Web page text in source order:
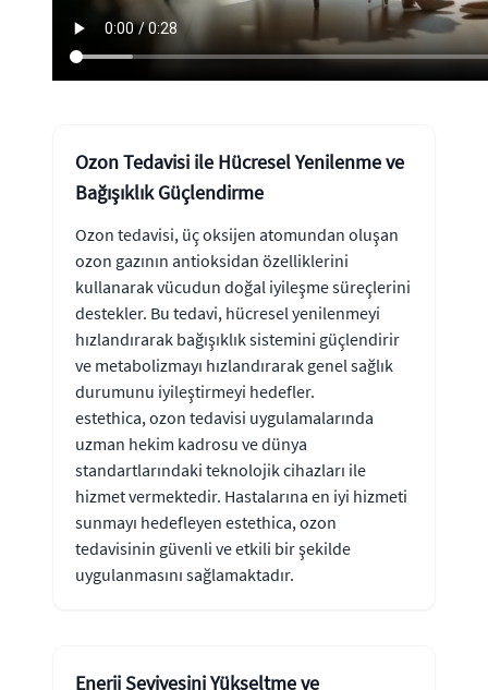
Ozon Tedavisi ile Hücresel Yenilenme ve
Bağışıklık Güçlendirme
Ozon tedavisi, üç oksijen atomundan oluşan
ozon gazının antioksidan özelliklerini
kullanarak vücudun doğal iyileşme süreçlerini
destekler. Bu tedavi, hücresel yenilenmeyi
hızlandırarak bağışıklık sistemini güçlendirir
ve metabolizmayı hızlandırarak genel sağlık
durumunu iyileştirmeyi hedefler.
estethica, ozon tedavisi uygulamalarında
uzman hekim kadrosu ve dünya
standartlarındaki teknolojik cihazları ile
hizmet vermektedir. Hastalarına en iyi hizmeti
sunmayı hedefleyen estethica, ozon
tedavisinin güvenli ve etkili bir şekilde
uygulanmasını sağlamaktadır.
Enerji Seviyesini Yükseltme ve